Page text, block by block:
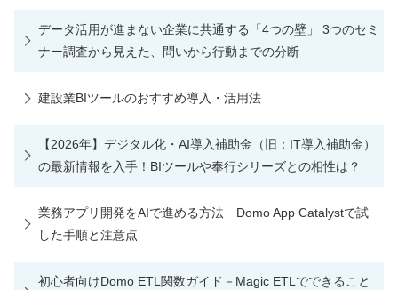
データ活用が進まない企業に共通する「4つの壁」 3つのセミ
ナー調査から見えた、問いから行動までの分断
建設業BIツールのおすすめ導入・活用法
【2026年】デジタル化・AI導入補助金（旧：IT導入補助金）
の最新情報を入手！BIツールや奉行シリーズとの相性は？
業務アプリ開発をAIで進める方法 Domo App Catalystで試
した手順と注意点
初心者向けDomo ETL関数ガイド－Magic ETLでできること